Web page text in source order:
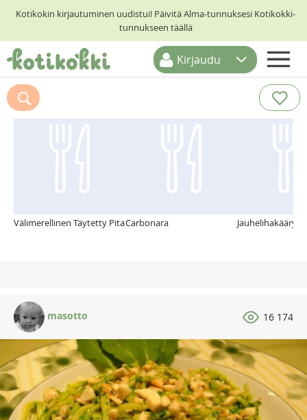
Kotikokin kirjautuminen uudistui! Päivitä Alma-tunnuksesi Kotikokki-
tunnukseen täällä
ETUSIVU
RESEPTIHAKU
Kirjaudu
Suosittelemme myös
Välimerellinen Täytetty PitaCarbonara
masotto 16 174